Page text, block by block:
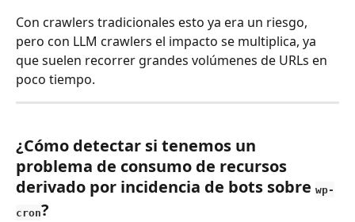
Con crawlers tradicionales esto ya era un riesgo,
pero con LLM crawlers el impacto se multiplica, ya
que suelen recorrer grandes volúmenes de URLs en
poco tiempo.
¿Cómo detectar si tenemos un
problema de consumo de recursos
derivado por incidencia de bots sobre wp-
cron?